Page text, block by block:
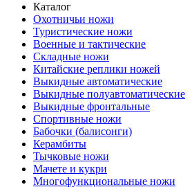
Каталог
Охотничьи ножи
Туристические ножи
Военные и тактические
Складные ножи
Китайские реплики ножей
Выкидные автоматические
Выкидные полуавтоматические
Выкидные фронтальные
Спортивные ножи
Бабочки (балисонги)
Керамбиты
Тычковые ножи
Мачете и кукри
Многофункциональные ножи